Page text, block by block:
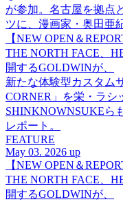
が参加。名古屋を拠点
ツに、漫画家・奥田亜
【NEW OPEN＆
THE NORTH FACE、
開するGOLDWINが、
新たな体験型カスタム
CORNER」を栄・ラシ
SHINKNOWNSUKEら
レポート。
FEATURE
May 03. 2026 up
【NEW OPEN＆
THE NORTH FACE、
開するGOLDWINが、